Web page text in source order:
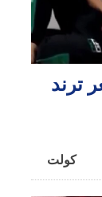
ترند
کولت